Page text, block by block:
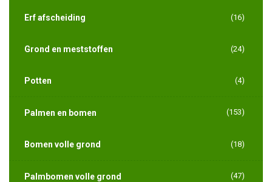
Erf afscheiding (16)
Grond en meststoffen (24)
Potten (4)
Palmen en bomen (153)
Bomen volle grond (18)
Palmbomen volle grond (47)